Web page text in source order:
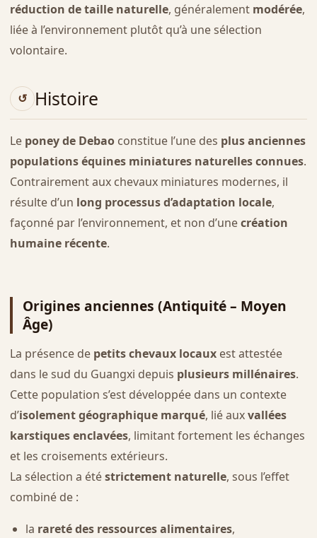
réduction de taille naturelle, généralement modérée,
liée à l’environnement plutôt qu’à une sélection
volontaire.
Histoire
Le poney de Debaoconstitue l’une des plus anciennes
populations équines miniatures naturelles connues.
Contrairement aux chevaux miniatures modernes, il
résulte d’un long processus d’adaptation locale,
façonné par l’environnement, et non d’unecréation
humaine récente.
Origines anciennes (Antiquité – Moyen
Âge)
La présence de petits chevaux locauxest attestée
dans le sud du Guangxi depuis plusieurs millénaires.
Cette population s’est développée dans un contexte
d’isolement géographique marqué, lié auxvallées
karstiques enclavées, limitant fortement les échanges
et les croisements extérieurs.
La sélection a étéstrictement naturelle, sous l’effet
combiné de :
la rareté des ressources alimentaires,